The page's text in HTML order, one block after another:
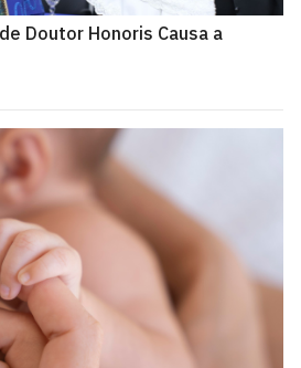
Doutor Honoris Causa a